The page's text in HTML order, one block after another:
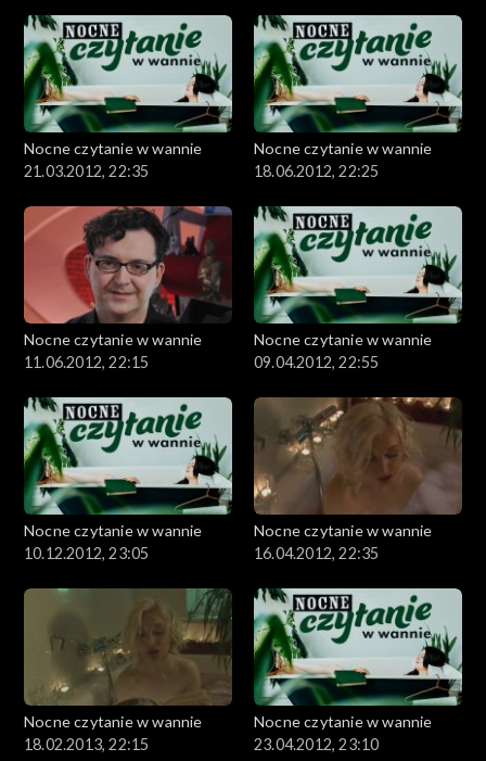
Nocne czytanie w wannie
21.03.2012, 22:35
Nocne czytanie w wannie
18.06.2012, 22:25
Nocne czytanie w wannie
11.06.2012, 22:15
Nocne czytanie w wannie
09.04.2012, 22:55
Nocne czytanie w wannie
10.12.2012, 23:05
Nocne czytanie w wannie
16.04.2012, 22:35
Nocne czytanie w wannie
18.02.2013, 22:15
Nocne czytanie w wannie
23.04.2012, 23:10